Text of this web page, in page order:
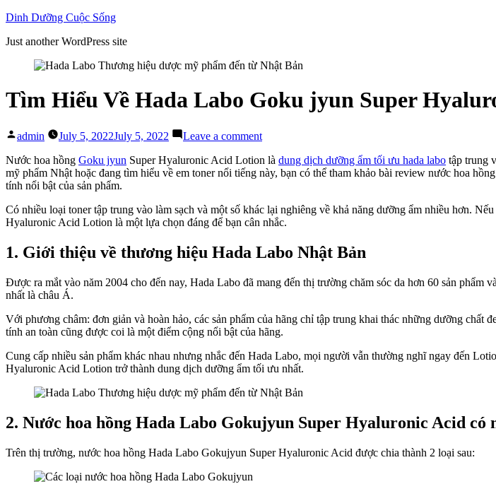
Skip
content
Dinh Dưỡng Cuộc Sống
Just another WordPress site
Tìm Hiểu Về Hada Labo Goku jyun Super
Posted
admin July 5, 2022July 5, 2022 Leave a commenton
Hiểu
Về
Goku
jyun
Hyaluronic
Acid
Nước hoa hồng Goku jyun Super Hyaluronic Acid Lotion là dung dịch dưỡng ẩm tối ưu hada labo tập trung
mỹ phẩm Nhật hoặc đang tìm hiểu về em toner nổi tiếng này, bạn có thể tham khảo bài review nước hoa hồng
tính nổi bật của sản phẩm.
Có nhiều loại toner tập trung vào làm sạch và một số khác lại nghiêng về khả năng dưỡng ẩm nhiều hơn.
Hyaluronic Acid Lotion là một lựa chọn đáng để bạn cân nhắc.
1. Giới thiệu về thương hiệu Hada Labo Nhật Bản
Được ra mắt vào năm 2004 cho đến nay, Hada Labo đã mang đến thị trường chăm sóc da hơn 60 sản
nhất là châu Á.
Với phương châm: đơn giản và hoàn hảo, các sản phẩm của hãng chỉ tập trung khai thác những dưỡng
tính an toàn cũng được coi là một điểm cộng nổi bật của hãng.
Cung cấp nhiều sản phẩm khác nhau nhưng nhắc đến Hada Labo, mọi người vẫn thường nghĩ ngay đến
Hyaluronic Acid Lotion trở thành dung dịch dưỡng ẩm tối ưu nhất.
2. Nước hoa hồng Hada Labo Gokujyun Super Hyaluronic Acid có
Trên thị trường, nước hoa hồng Hada Labo Gokujyun Super Hyaluronic Acid được chia thành 2 loại sau: